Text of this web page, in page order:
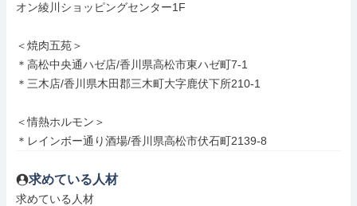
オン綾川ショッピングセンター1F
＜焼肉五苑＞
＊高松中央通ハゼ店/香川県高松市東ハゼ町7-1
＊三木店/香川県木田郡三木町大字鹿伏下所210-1
＜情熱ホルモン＞
＊レインボー通り酒場/香川県高松市伏石町2139-8
求めている人材
求めている人材